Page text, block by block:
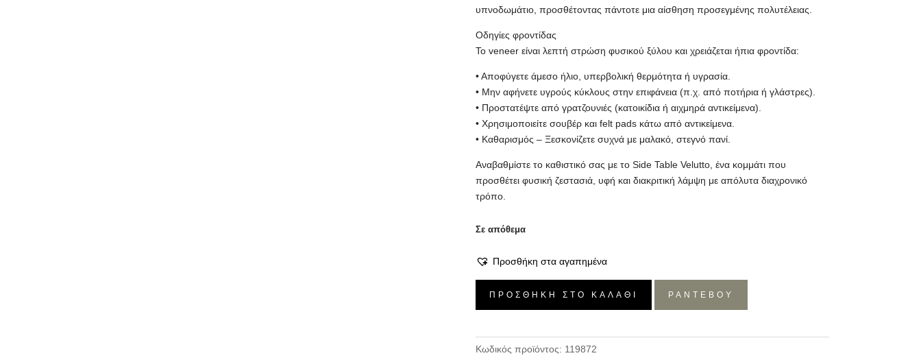
υπνοδωμάτιο, προσθέτοντας πάντοτε μια αίσθηση προσεγμένης πολυτέλειας.
Οδηγίες φροντίδας
Το veneer είναι λεπτή στρώση φυσικού ξύλου και χρειάζεται ήπια φροντίδα:
• Αποφύγετε άμεσο ήλιο, υπερβολική θερμότητα ή υγρασία.
• Μην αφήνετε υγρούς κύκλους στην επιφάνεια (π.χ. από ποτήρια ή γλάστρες).
• Προστατέψτε από γρατζουνιές (κατοικίδια ή αιχμηρά αντικείμενα).
• Χρησιμοποιείτε σουβέρ και felt pads κάτω από αντικείμενα.
• Καθαρισμός – Ξεσκονίζετε συχνά με μαλακό, στεγνό πανί.
Αναβαθμίστε το καθιστικό σας με το Side Table Velutto, ένα κομμάτι που
προσθέτει φυσική ζεστασιά, υφή και διακριτική λάμψη με απόλυτα διαχρονικό
τρόπο.
Σε απόθεμα
Προσθήκη στα αγαπημένα
Oak,
ΠΡΟΣΘΉΚΗ ΣΤΟ ΚΑΛΆΘΙ ΡΑΝΤΕΒΟΥ
Κωδικός προϊόντος: 119872